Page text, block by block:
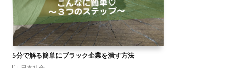
5分で解る簡単にブラック企業を潰す方法